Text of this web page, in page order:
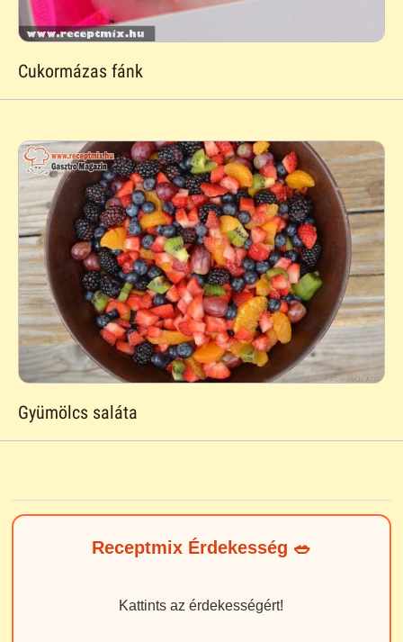
Cukormázas fánk
Gyümölcs saláta
Receptmix Érdekesség 🥗
Kattints az érdekességért!